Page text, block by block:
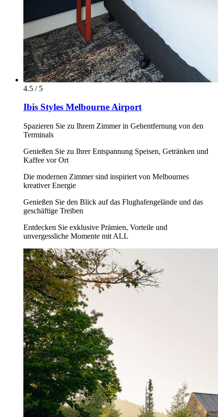
4.5 / 5
Ibis Styles Melbourne Airport
Spazieren Sie zu Ihrem Zimmer in Gehentfernung von den
Terminals
Genießen Sie zu Ihrer Entspannung Speisen, Getränken und
Kaffee vor Ort
Die modernen Zimmer sind inspiriert von Melbournes
kreativer Energie
Genießen Sie den Blick auf das Flughafengelände und das
geschäftige Treiben
Entdecken Sie exklusive Prämien, Vorteile und
unvergessliche Momente mit ALL